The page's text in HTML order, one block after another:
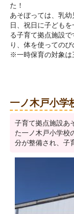
た！
あそぼっては、乳
日、祝日に子ども
る子育て拠点施設
り、体を使っての
※一時保育の対象は
一ノ木戸小学
子育て拠点施設あ
た一ノ木戸小学校
分が整備され、子